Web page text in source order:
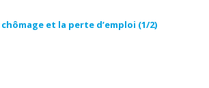
et la perte d’emploi (1/2)